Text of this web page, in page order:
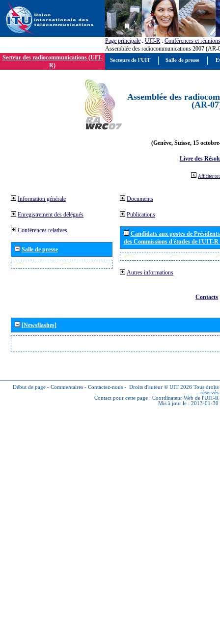
Page principale : UIT-R : Conférences et réunions
Assemblée des radiocommunications 2007 (AR-
Secteur des radiocommunications (UIT-
R)
Assemblée des
(AR-
(Genève, Suisse, 15
Livre des
Afficher
Information générale
Enregistrement des délégués
Conférences relatives
Salle de presse
Documents
Publications
Candidats aux postes de
des Commissions d'études de l'UIT-
Autres informations
Contacts
[Newsflashes]
Début de page - Commentaires - Contactez-nous - Droits d'auteur © UIT 2026 Tous droits
réservés
Contact pour cette page : Coordinateur Web de l'UIT-R
Mis à jour le : 2013-01-30
Secteurs de l'UIT Salle de presse